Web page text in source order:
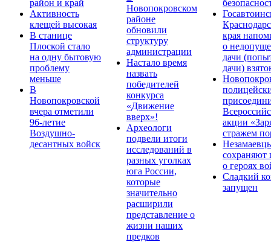
район и край
Активность
клещей высокая
В станице
Плоской стало
на одну бытовую
проблему
меньше
В
Новопокровской
вчера отметили
96-летие
Воздушно-
десантных войск
Новопокровском
районе
обновили
структуру
администрации
Настало время
назвать
победителей
конкурса
«Движение
вверх»!
Археологи
подвели итоги
исследований в
разных уголках
юга России,
которые
значительно
расширили
представление о
жизни наших
предков
края
о
дачи
дачи)
акции
стражем
сохраняют
о героях
Сладкий
запущен